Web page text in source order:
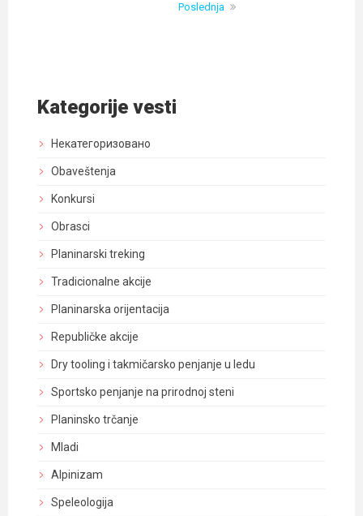
Poslednja
Kategorije vesti
Некатегоризовано
Obaveštenja
Konkursi
Obrasci
Planinarski treking
Tradicionalne akcije
Planinarska orijentacija
Republičke akcije
Dry tooling i takmičarsko penjanje u ledu
Sportsko penjanje na prirodnoj steni
Planinsko trčanje
Mladi
Alpinizam
Speleologija